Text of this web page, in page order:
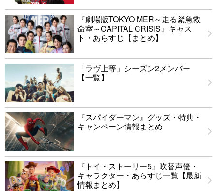
『劇場版TOKYO MER～走る緊急救
命室～CAPITAL CRISIS』キャス
ト・あらすじ【まとめ】
「ラヴ上等」シーズン2メンバー
【一覧】
『スパイダーマン』グッズ・特典・
キャンペーン情報まとめ
『トイ・ストーリー5』吹替声優・
キャラクター・あらすじ一覧【最新
情報まとめ】